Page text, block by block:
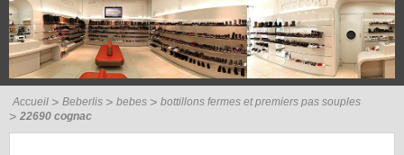
Accueil Beberlis bebes
bottillons fermes et premiers pas souples
22690 cognac